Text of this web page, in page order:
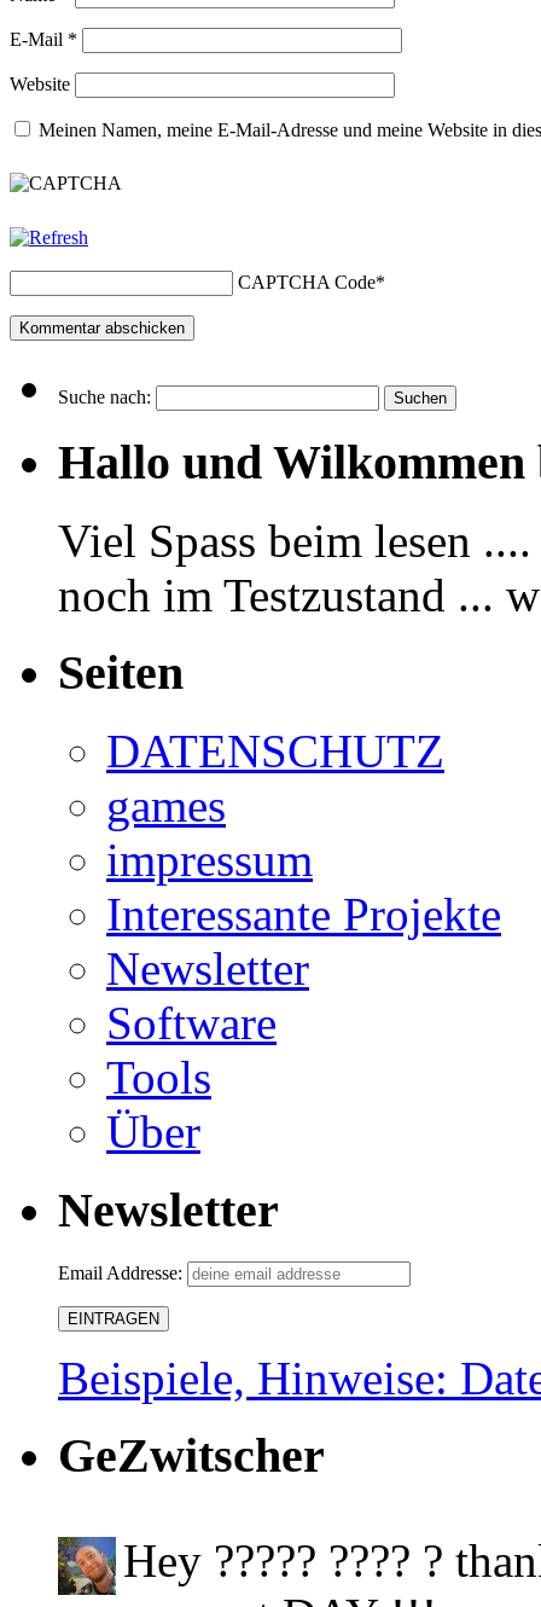
E-Mail *
Website
Meinen Namen, meine E-Mail-Adresse und meine Website in
CAPTCHA Code*
Suche nach:
Hallo und Wilkommen
Viel Spass beim lesen
noch im Testzustand ...
Seiten
DATENSCHUTZ
games
impressum
Interessante Projekte
Newsletter
Software
Tools
Über
Newsletter
Email Addresse:
Beispiele, Hinweise:
GeZwitscher
Hey ????? ???? ?